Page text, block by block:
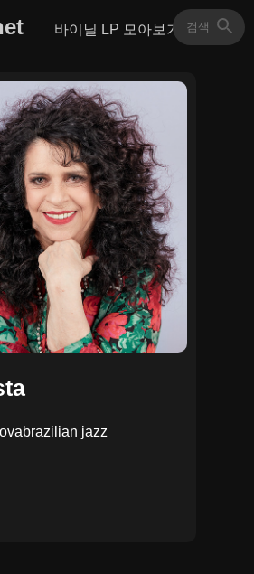
바이닐 LP 모아보기
brazilian jazz